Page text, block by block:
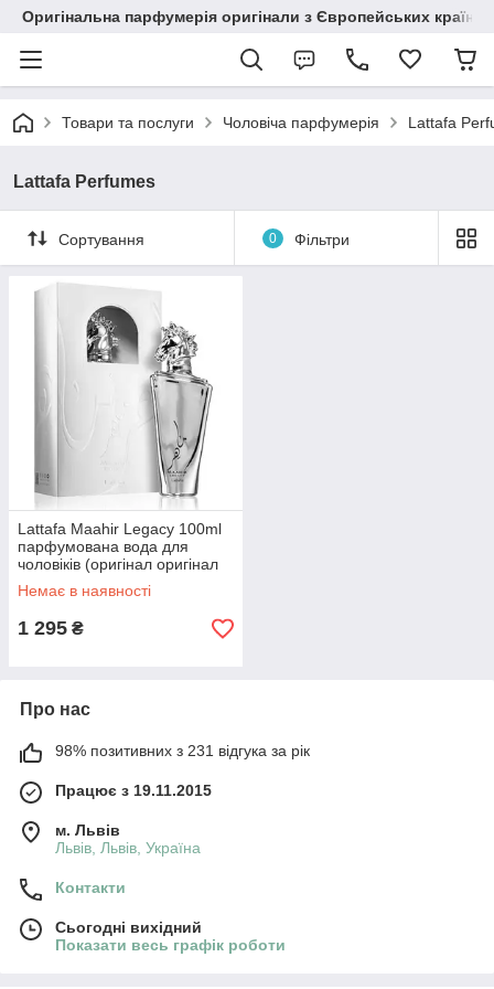
Оригінальна парфумерія оригінали з Європейських країн
Товари та послуги Чоловіча парфумерія Lattafa
Lattafa Perfumes
Сортування 0 Фільтри
Lattafa Maahir Legacy 100ml
парфумована вода для
чоловіків (оригінал оригінал
ОАЕ)
Немає в наявності
1 295 ₴
Про нас
98% позитивних з 231 відгука за рік
Працює з 19.11.2015
м. Львів
Львів, Львів, Україна
Контакти
Сьогодні вихідний
Показати весь графік роботи